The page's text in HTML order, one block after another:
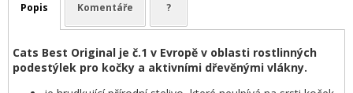
Popis Komentáře ?
Cats Best Original je č.1 v Evropě v oblasti rostlinných
podestýlek pro kočky a aktivními dřevěnými vlákny.